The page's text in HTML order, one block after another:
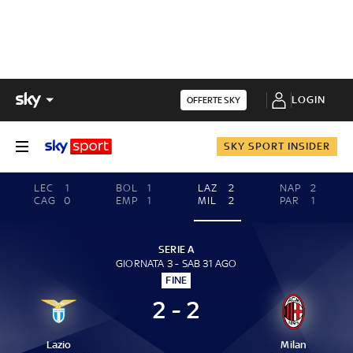
OFFERTE SKY LOGIN
SKY SPORT INSIDER
LEC
1
CAG
0
BOL
1
EMP
1
LAZ
2
MIL
2
NAP
2
PAR
1
SERIE A
GIORNATA 3 - SAB 31 AGO
FINE
Lazio
2 - 2
Milan